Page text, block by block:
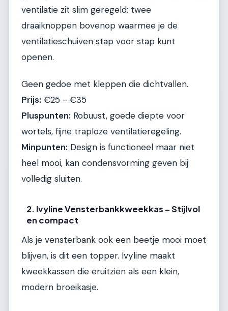
ventilatie zit slim geregeld: twee
draaiknoppen bovenop waarmee je de
ventilatieschuiven stap voor stap kunt
openen.
Geen gedoe met kleppen die dichtvallen.
Prijs: €25 - €35
Pluspunten: Robuust, goede diepte voor
wortels, fijne traploze ventilatieregeling.
Minpunten: Design is functioneel maar niet
heel mooi, kan condensvorming geven bij
volledig sluiten.
2. Ivyline Vensterbankkweekkas – Stijlvol
en compact
Als je vensterbank ook een beetje mooi moet
blijven, is dit een topper. Ivyline maakt
kweekkassen die eruitzien als een klein,
modern broeikasje.